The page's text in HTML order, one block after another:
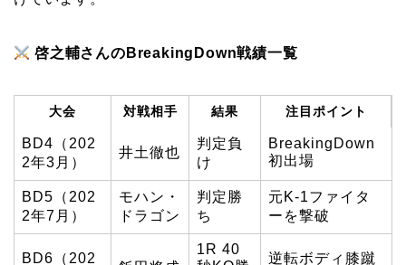
啓之輔さんのBreakingDown戦績一覧
大会 対戦相手 結果 注目ポイント
BD4（202
2年3月）
井土徹也
判定負
け
BreakingDown
初出場
BD5（202
2年7月）
モハン・
ドラゴン
判定勝
ち
元K-1ファイタ
ーを撃破
BD6（202
1R 40
逆転ボディ膝蹴